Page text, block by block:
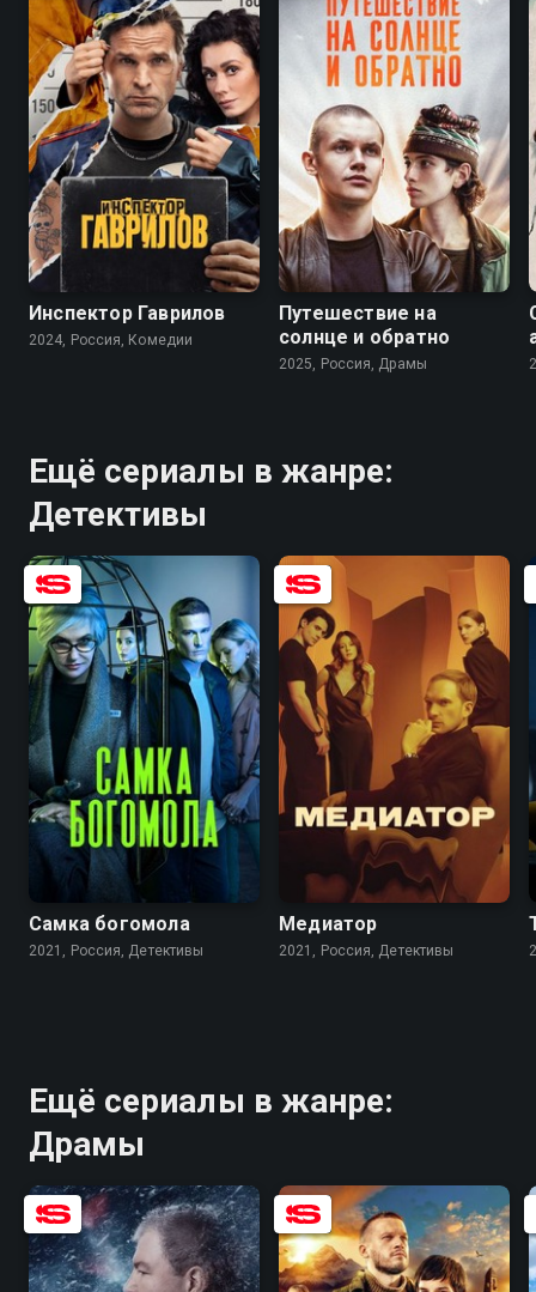
8.2 7.5
Инспектор Гаврилов
2024, Россия, Комедии
7.2 6.7
Путешествие на
солнце и обратно
2025, Россия, Драмы
Ещё сериалы в жанре:
Детективы
7.9 6.5
Самка богомола
2021, Россия, Детективы
6.8
Медиатор
2021, Россия, Детективы
Ещё сериалы в жанре:
Драмы